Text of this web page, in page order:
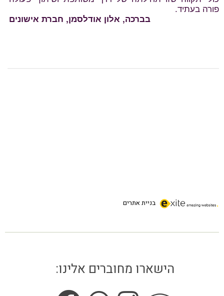
בניית אתרים
הישארו מחוברים אלינו: